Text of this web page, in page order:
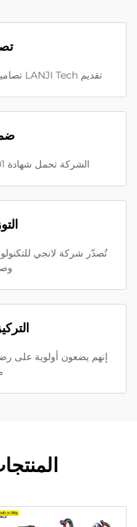
تقديم LANJI Tech تصاميم فريدة والقوالب الخاصة لمنتجاتها.
الشركة تحمل شهادة ISO9001 وتقدم منتجات موثوقة.
إنهم يضعون أولوية على